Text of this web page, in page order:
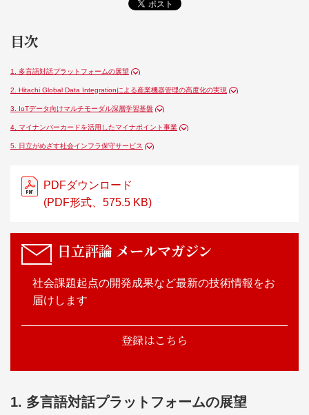
目次
1. 多言語対話プラットフォームの展望
2. Hitachi Global Data Integrationによる産業機器管理の高度化の実現
3. IoTデータ向けマルチモーダル深層学習基盤
4. マイナンバーカードを活用したマイナポイント事業
5. 日立がめざす社会インフラ保守サービス
PDFダウンロード
(PDF形式、575.5 KB)
日立評論 メールマガジン
社会課題起点の開発成果など最新の技術情報をお
届けします
登録はこちら
1. 多言語対話プラットフォームの展望